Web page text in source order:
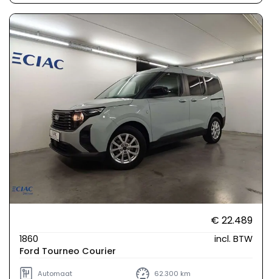
€ 22.489
1860
incl. BTW
Ford Tourneo Courier
Automaat 62.300 km